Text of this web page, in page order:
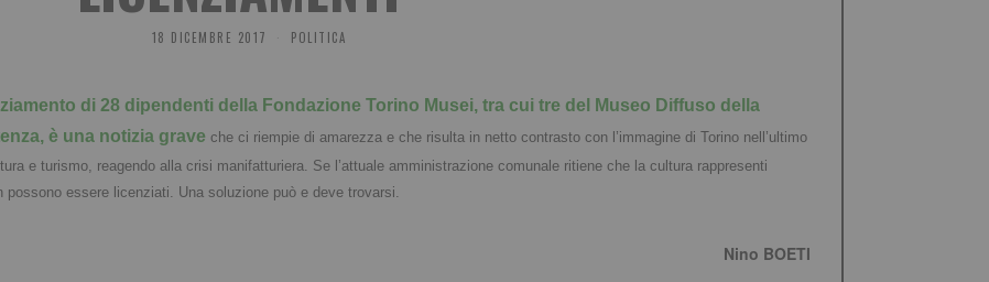
18 DICEMBRE 2017 POLITICA
di 28 dipendenti della Fondazione Torino Musei, tra cui tre del Museo Diffuso della
è una notizia grave che ci riempie di amarezza e che risulta in netto contrasto con l’immagine di Torino nell’ultimo
e turismo, reagendo alla crisi manifatturiera. Se l’attuale amministrazione comunale ritiene che la cultura rappresenti
essere licenziati. Una soluzione può e deve trovarsi.
Nino BOETI